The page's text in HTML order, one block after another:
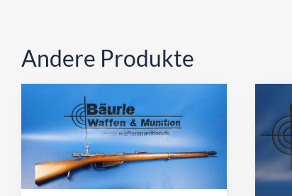
Andere Produkte